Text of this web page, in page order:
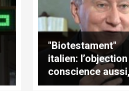
"Biotestament"
italien:
conscience aussi,
par le card.